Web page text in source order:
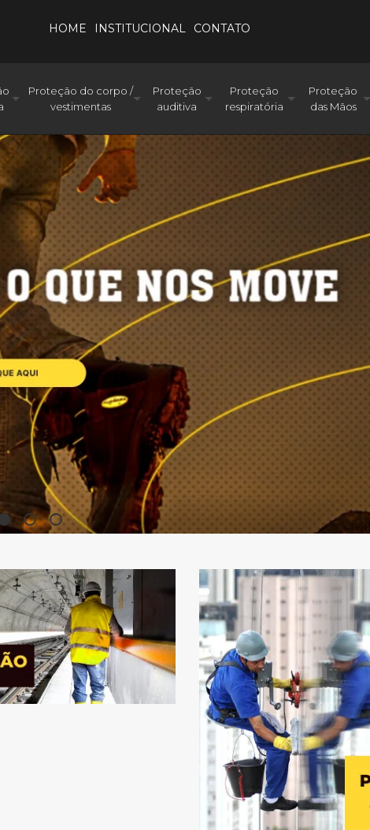
HOME INSTITUCIONAL CONTATO
Proteção do corpo /
vestimentas
Proteção
auditiva
Proteção
respiratória
Proteção
das Mãos